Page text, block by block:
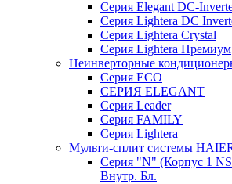
Серия Elegant DC-
Серия Lightera DC
Серия Lightera Crystal
Серия Lightera Премиум
Неинверторные
Серия ECO
СЕРИЯ ELEGANT
Серия Leader
Серия FAMILY
Серия Lightera
Мульти-сплит системы
Серия "N" (Корпус 1
Внутр. Бл.